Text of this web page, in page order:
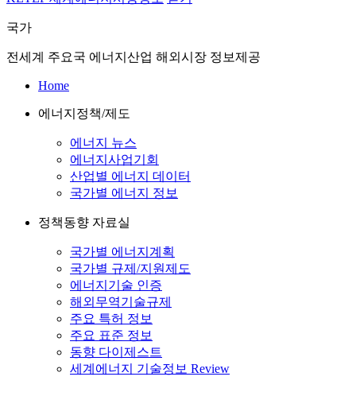
국가
전세계 주요국 에너지산업 해외시장 정보제공
Home
에너지정책/제도
에너지 뉴스
에너지사업기회
산업별 에너지 데이터
국가별 에너지 정보
정책동향 자료실
국가별 에너지계획
국가별 규제/지원제도
에너지기술 인증
해외무역기술규제
주요 특허 정보
주요 표준 정보
동향 다이제스트
세계에너지 기술정보 Review